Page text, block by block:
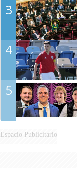
3
4
5
Espacio Publicitario